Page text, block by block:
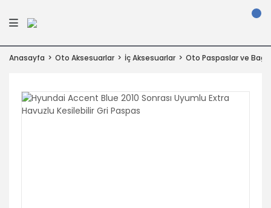
Anasayfa Oto Aksesuarlar İç Aksesuarlar Oto Paspaslar ve